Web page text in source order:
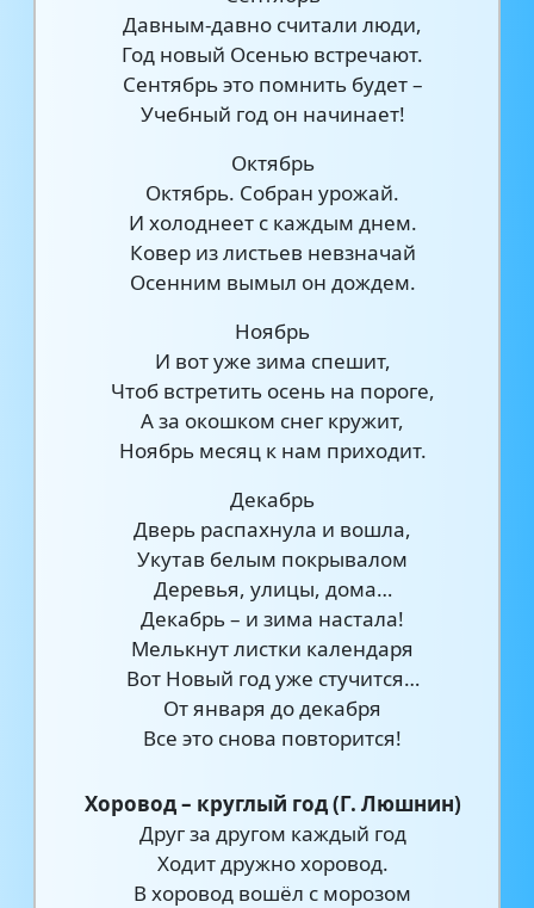
Давным-давно считали люди,
Год новый Осенью встречают.
Сентябрь это помнить будет –
Учебный год он начинает!
Октябрь
Октябрь. Собран урожай.
И холоднеет с каждым днем.
Ковер из листьев невзначай
Осенним вымыл он дождем.
Ноябрь
И вот уже зима спешит,
Чтоб встретить осень на пороге,
А за окошком снег кружит,
Ноябрь месяц к нам приходит.
Декабрь
Дверь распахнула и вошла,
Укутав белым покрывалом
Деревья, улицы, дома…
Декабрь – и зима настала!
Мелькнут листки календаря
Вот Новый год уже стучится…
От января до декабря
Все это снова повторится!
Хоровод – круглый год (Г. Люшнин)
Друг за другом каждый год
Ходит дружно хоровод.
В хоровод вошёл с морозом